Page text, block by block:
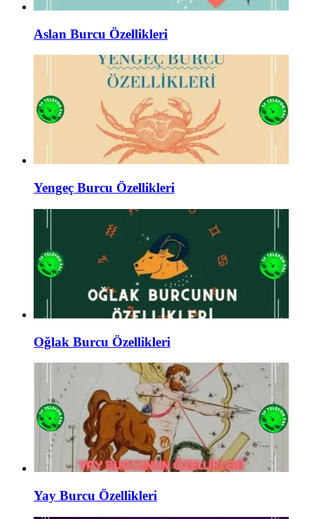
Aslan Burcu Özellikleri
Yengeç Burcu Özellikleri
Oğlak Burcu Özellikleri
Yay Burcu Özellikleri